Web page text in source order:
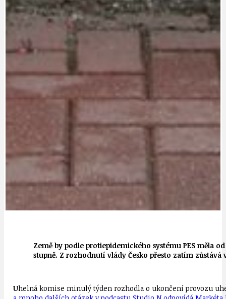
Země by podle protiepidemického systému PES měla
stupně. Z rozhodnutí vlády Česko přesto zatím
Uhelná komise minulý týden rozhodla o ukončení provozu